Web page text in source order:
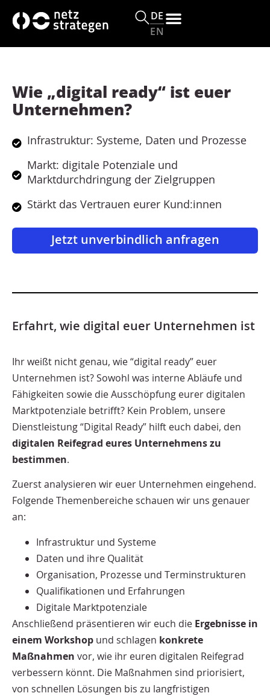
n
DE
EN
Wie „digital ready“ ist euer
Unternehmen?
Infrastruktur: Systeme, Daten und Prozesse
Markt: digitale Potenziale und
Marktdurchdringung der Zielgruppen
Stärkt das Vertrauen eurer Kund:innen
Jetzt unverbindlich anfragen
Erfahrt, wie digital euer Unternehmen ist
Ihr weißt nicht genau, wie “digital ready” euer
Unternehmen ist? Sowohl was interne Abläufe und
Fähigkeiten sowie die Ausschöpfung eurer digitalen
Marktpotenziale betrifft? Kein Problem, unsere
Dienstleistung “Digital Ready” hilft euch dabei, den
digitalen Reifegrad eures Unternehmens zu
bestimmen.
Zuerst analysieren wir euer Unternehmen eingehend.
Folgende Themenbereiche schauen wir uns genauer
an:
Infrastruktur und Systeme
Daten und ihre Qualität
Organisation, Prozesse und Terminstrukturen
Qualifikationen und Erfahrungen
Digitale Marktpotenziale
Anschließend präsentieren wir euch die Ergebnisse in
einem Workshop und schlagen konkrete
Maßnahmen vor, wie ihr euren digitalen Reifegrad
verbessern könnt. Die Maßnahmen sind priorisiert,
von schnellen Lösungen bis zu langfristigen